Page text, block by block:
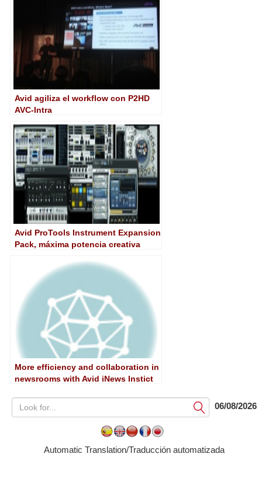
Avid agiliza el workflow con P2HD
AVC-Intra
Avid ProTools Instrument Expansion
Pack, máxima potencia creativa
More efficiency and collaboration in
newsrooms with Avid iNews Instict
Submit06/08/2026
Automatic Translation/Traducción automatizada